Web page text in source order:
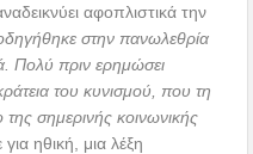
αφοπλιστικά την
στην πανωλεθρία
Πολύ πριν ερημώσει
του κυνισμού, που τη
σημερινής κοινωνικής
ηθική, μια λέξη